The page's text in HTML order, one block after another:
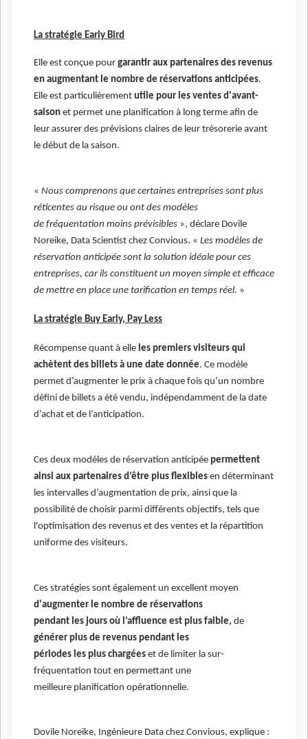
La stratégie Early Bird
Elle est conçue pour garantir aux partenaires des revenus
en augmentant le nombre de réservations anticipées.
Elle est particulièrement utile pour les ventes d'avant-
saison et permet une planification à long terme afin de
leur assurer des prévisions claires de leur trésorerie avant
le début de la saison.
« Nous comprenons que certaines entreprises sont plus
réticentes au risque ou ont des modèles
de fréquentation moins prévisibles », déclare Dovile
Noreike, Data Scientist chez Convious. « Les modèles de
réservation anticipée sont la solution idéale pour ces
entreprises, car ils constituent un moyen simple et efficace
de mettre en place une tarification en temps réel. »
La stratégie Buy Early, Pay Less
Récompense quant à elle les premiers visiteurs qui
achètent des billets à une date donnée. Ce modèle
permet d’augmenter le prix à chaque fois qu’un nombre
défini de billets a été vendu, indépendamment de la date
d’achat et de l’anticipation.
Ces deux modèles de réservation anticipée permettent
ainsi aux partenaires d’être plus flexibles en déterminant
les intervalles d’augmentation de prix, ainsi que la
possibilité de choisir parmi différents objectifs, tels que
l'optimisation des revenus et des ventes et la répartition
uniforme des visiteurs.
Ces stratégies sont également un excellent moyen
d'augmenter le nombre de réservations
pendant les jours où l’affluence est plus faible, de
générer plus de revenus pendant les
périodes les plus chargées et de limiter la sur-
fréquentation tout en permettant une
meilleure planification opérationnelle.
Dovile Noreike, Ingénieure Data chez Convious, explique :